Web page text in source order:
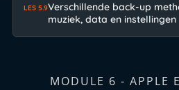
LES 5.9Verschillende back-up
muziek, data en instellingen
MODULE 6 - APPLE